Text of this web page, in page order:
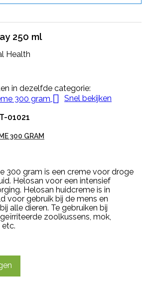
250 ml
Health
in dezelfde categorie:
 Snel bekijken
01021
300 GRAM
300 gram is een creme voor droge
Helosan voor een intensief
Helosan huidcreme is in
voor gebruik bij de mens en
alle dieren. Te gebruiken bij
zoolkussens, mok,
etc.